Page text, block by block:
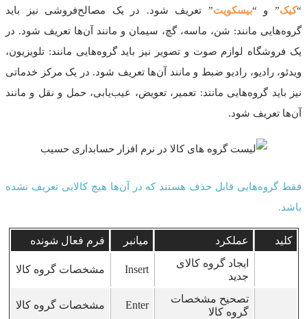
“کیک” و “بیسکویت” تعریف شود. در یک مصالح‌فروشی نیز باید
گروه‌هایی مانند: شن، ماسه، گچ، سیمان و مانند آن‌ها تعریف شود. در
یک فروشگاه لوازم صوت و تصویر نیز باید گروه‌هایی مانند: تلویزیون،
ویدئو، رادیو، رادیو ضبط و مانند آن‌ها تعریف شود. در یک مرکز خدماتی
نیز باید گروه‌هایی مانند: تعمیر، تعویض، عیب‌یابی، حمل و نقل و مانند
آن‌ها تعریف شود.
فقط گروه‌هایی قابل حذف هستند که در آن‌ها هیچ کالایی تعریف نشده
باشد.
کلید عملکرد میانبر
فرم فعال شونده
ایجاد گروه کالای
جدید
Insert مشخصات گروه کالا
تصحیح مشخصات
گروه کالا
Enter مشخصات گروه کالا